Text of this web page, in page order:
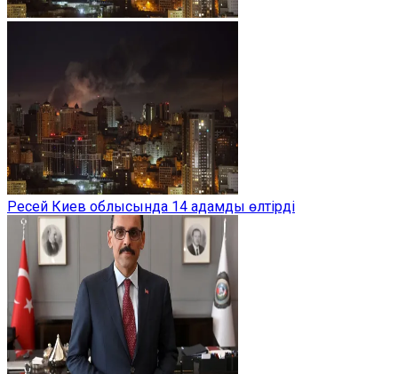
Ресей Киев облысында 14 адамды өлтірді